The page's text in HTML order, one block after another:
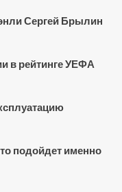
Сергей Брылин
в рейтинге УЕФА
подойдет именно